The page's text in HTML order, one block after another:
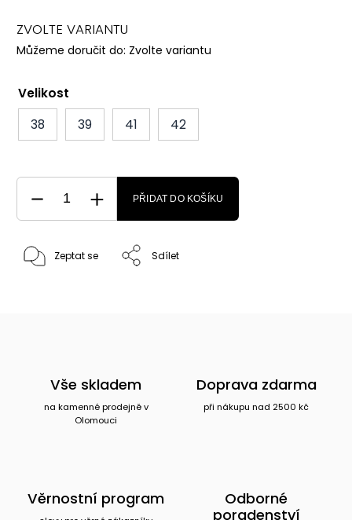
ZVOLTE VARIANTU
Můžeme doručit do: Zvolte variantu
Velikost
38
39 41 42
PŘIDAT DO KOŠÍKU
Zeptat se Sdílet
Vše skladem
na kamenné prodejně v
Olomouci
Doprava zdarma
při nákupu nad 2500 kč
Věrnostní program
Odborné
poradenství